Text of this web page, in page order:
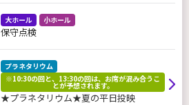
大ホール 小ホール
保守点検
プラネタリウム
※10:30の回と、13:30の回は、お席が混み合うこ
とが予想されます。
★プラネタリウム★夏の平日投映